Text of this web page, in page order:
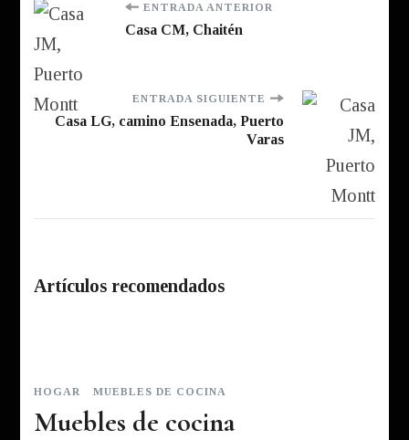
Navegación
de
entradas
ENTRADA ANTERIOR
Casa CM, Chaitén
ENTRADA SIGUIENTE
Casa LG, camino Ensenada, Puerto
Varas
Artículos recomendados
HOGAR MUEBLES DE COCINA
Muebles de cocina